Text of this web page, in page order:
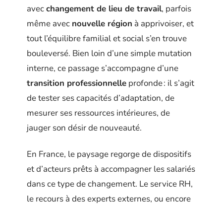
avecchangement de lieu de travail, parfois
même avec nouvelle région à apprivoiser, et
tout l’équilibre familial et social s’en trouve
bouleversé. Bien loin d’une simple mutation
interne, ce passage s’accompagne d’une
transition professionnelle profonde : il s’agit
de tester ses capacités d’adaptation, de
mesurer ses ressources intérieures, de
jauger son désir de nouveauté.
En France, le paysage regorge de dispositifs
et d’acteurs prêts à accompagner les salariés
dans ce type de changement. Le service RH,
le recours à des experts externes, ou encore